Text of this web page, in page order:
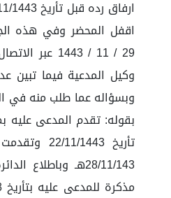
اقفل المحضر وفي هذه
29 / 11 / 1443
وكيل المدعية فيما تبين
وبسؤاله عما طلب منه في
بقوله: تقدم المدعى عليه
تأريخ 22/
28/11/143هـ